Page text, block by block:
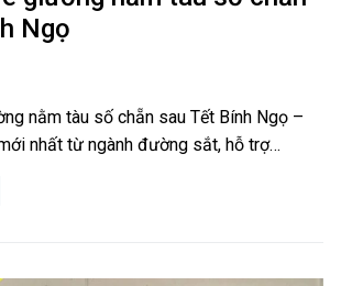
Ngọ
nằm tàu số chẵn sau Tết Bính Ngọ –
nhất từ ngành đường sắt, hỗ trợ…